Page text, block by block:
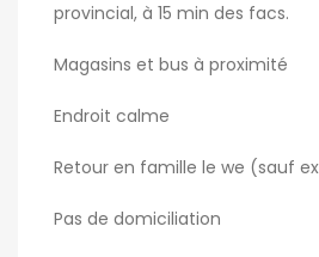
provincial, à 15 min des facs.
Magasins et bus à proximité
Endroit calme
Retour en famille le we (sauf
Pas de domiciliation